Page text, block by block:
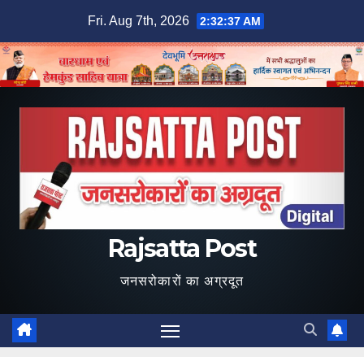
content
Fri. Aug 7th, 2026 2:32:38 AM
Rajsatta Post
जनसरोकारों का अग्रदूत